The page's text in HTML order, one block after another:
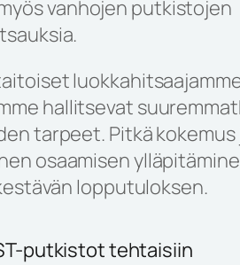
vanhojen putkistojen
hallitsevat
tarpeet. Pitkä kokemus
osaamisen
lopputuloksen.
putkistot tehtaisiin